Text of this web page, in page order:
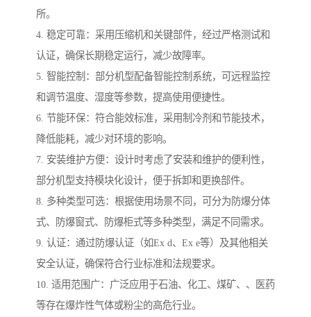
所。
4. 稳定可靠：采用压缩机和关键部件，经过严格测试和
认证，确保长期稳定运行，减少故障率。
5. 智能控制：部分机型配备智能控制系统，可远程监控
和调节温度、湿度等参数，提高使用便捷性。
6. 节能环保：符合能效标准，采用制冷剂和节能技术，
降低能耗，减少对环境的影响。
7. 安装维护方便：设计时考虑了安装和维护的便利性，
部分机型支持模块化设计，便于拆卸和更换部件。
8. 多种类型可选：根据使用场景不同，可分为防爆分体
式、防爆窗式、防爆柜式等多种类型，满足不同需求。
9. 认证：通过防爆认证（如Ex d、Ex e等）及其他相关
安全认证，确保符合行业标准和法规要求。
10. 适用范围广：广泛应用于石油、化工、煤矿、、医药
等存在爆炸性气体或粉尘的高危行业。